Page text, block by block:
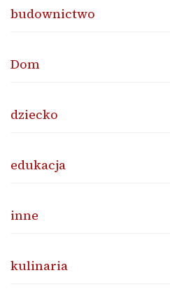
budownictwo
Dom
dziecko
edukacja
inne
kulinaria